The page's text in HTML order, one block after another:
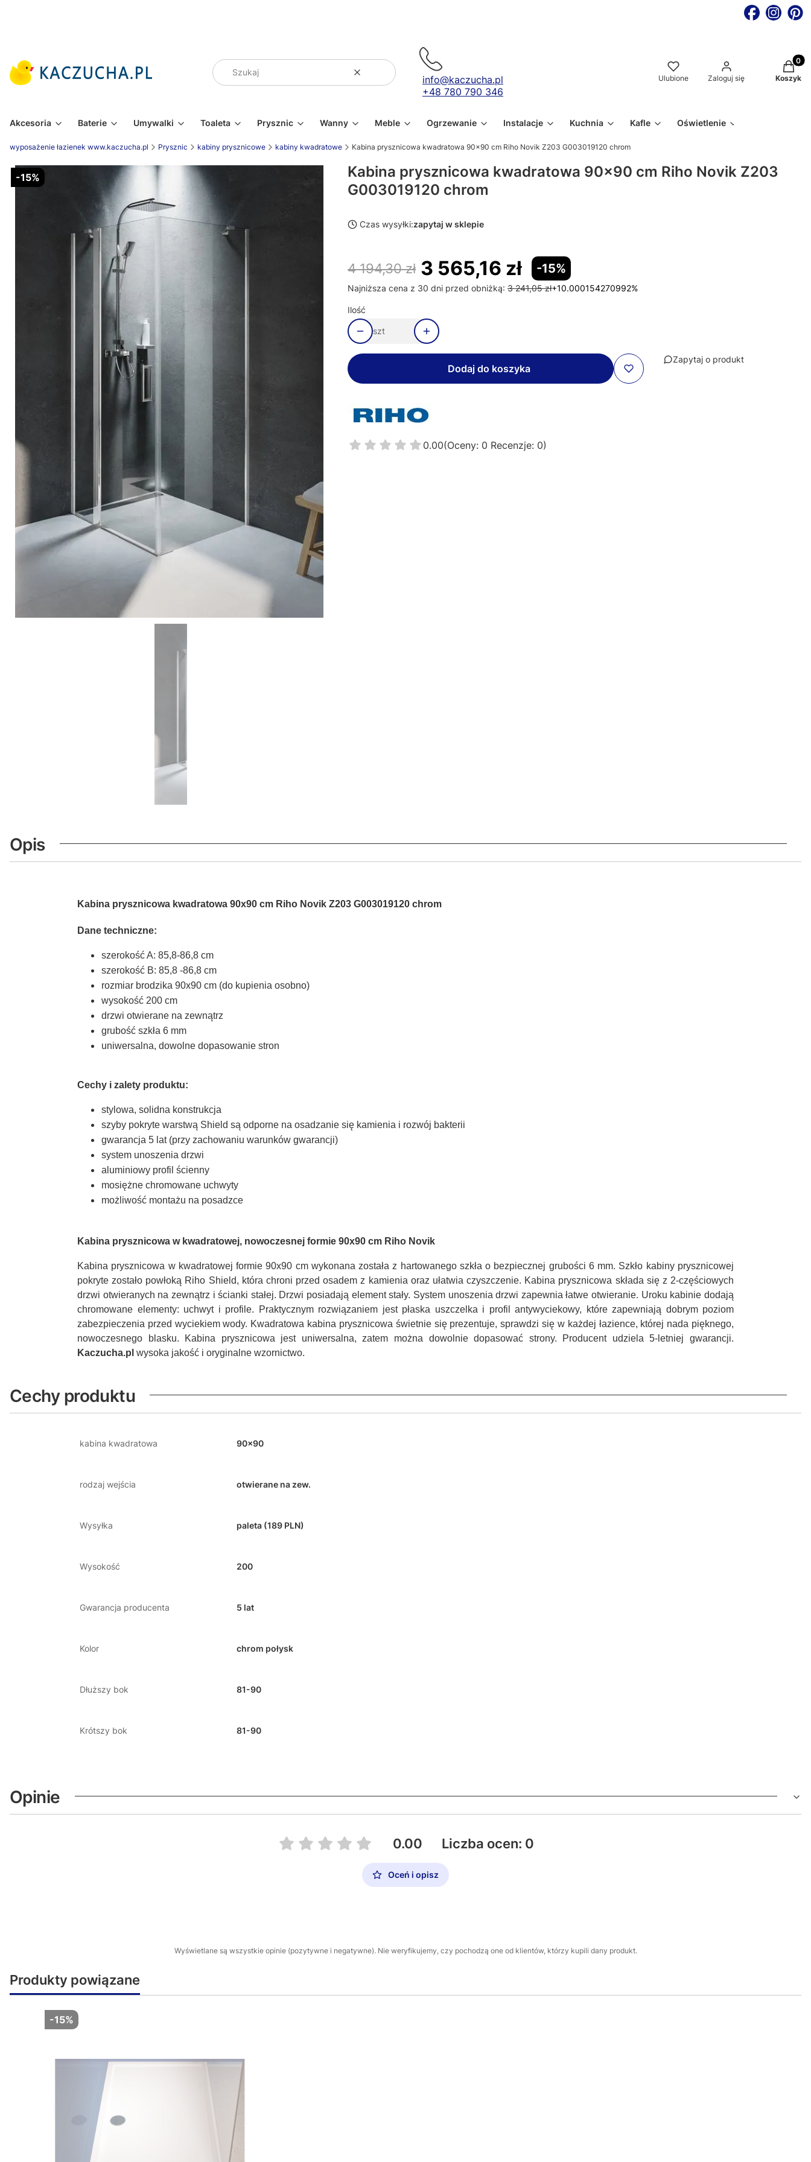
WyczyśćSzukaj
info@kaczucha.pl
+48 780 790 346
Ulubione Zaloguj się Koszyk
Akcesoria Baterie Umywalki Toaleta Prysznic Wanny Meble Ogrzewanie Instalacje Kuchnia Kafle Oświetlenie
wyposażenie łazienek www.kaczucha.pl Prysznic kabiny prysznicowe kabiny kwadratowe Kabina prysznicowa kwadratowa 90x90 cm Riho Novik Z203 G003019120 chrom
-15%
Kabina prysznicowa kwadratowa 90x90 cm Riho Novik Z203
G003019120 chrom
Czas wysyłki:zapytaj w sklepie
4 194,30 zł 3 565,16 zł -15%
Najniższa cena z 30 dni przed obniżką: 3 241,05 zł+10.000154270992%
Ilość
szt
Dodaj do koszyka
Zapytaj o produkt
0.00(Oceny: 0 Recenzje: 0)
Opis
Kabina prysznicowa kwadratowa 90x90 cm Riho Novik Z203 G003019120 chrom
Dane techniczne:
szerokość A: 85,8-86,8 cm
szerokość B: 85,8 -86,8 cm
rozmiar brodzika 90x90 cm (do kupienia osobno)
wysokość 200 cm
drzwi otwierane na zewnątrz
grubość szkła 6 mm
uniwersalna, dowolne dopasowanie stron
Cechy i zalety produktu:
stylowa, solidna konstrukcja
szyby pokryte warstwą Shield są odporne na osadzanie się kamienia i rozwój bakterii
gwarancja 5 lat (przy zachowaniu warunków gwarancji)
system unoszenia drzwi
aluminiowy profil ścienny
mosiężne chromowane uchwyty
możliwość montażu na posadzce
Kabina prysznicowa w kwadratowej, nowoczesnej formie 90x90 cm Riho Novik
Kabina prysznicowa w kwadratowej formie 90x90 cm wykonana została z hartowanego szkła o bezpiecznej grubości 6 mm. Szkło kabiny prysznicowej
pokryte zostało powłoką Riho Shield, która chroni przed osadem z kamienia oraz ułatwia czyszczenie. Kabina prysznicowa składa się z 2-częściowych
drzwi otwieranych na zewnątrz i ścianki stałej. Drzwi posiadają element stały. System unoszenia drzwi zapewnia łatwe otwieranie. Uroku kabinie dodają
chromowane elementy: uchwyt i profile. Praktycznym rozwiązaniem jest płaska uszczelka i profil antywyciekowy, które zapewniają dobrym poziom
zabezpieczenia przed wyciekiem wody. Kwadratowa kabina prysznicowa świetnie się prezentuje, sprawdzi się w każdej łazience, której nada pięknego,
nowoczesnego blasku. Kabina prysznicowa jest uniwersalna, zatem można dowolnie dopasować strony. Producent udziela 5-letniej gwarancji.
Kaczucha.pl wysoka jakość i oryginalne wzornictwo.
Cechy produktu
kabina kwadratowa 90x90
rodzaj wejścia otwierane na zew.
Wysyłka paleta (189 PLN)
Wysokość 200
Gwarancja producenta 5 lat
Kolor chrom połysk
Dłuższy bok 81-90
Krótszy bok 81-90
Opinie
0.00 Liczba ocen: 0
Oceń i opisz
Wyświetlane są wszystkie opinie (pozytywne i negatywne). Nie weryfikujemy, czy pochodzą one od klientów, którzy kupili dany produkt.
Produkty powiązane
-15%